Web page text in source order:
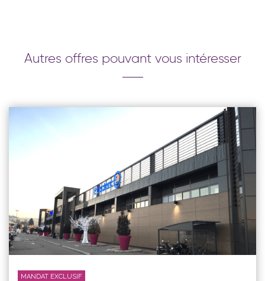
Autres offres pouvant vous intéresser
MANDAT EXCLUSIF